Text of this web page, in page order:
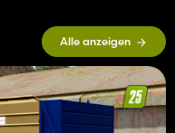
Alle anzeigen